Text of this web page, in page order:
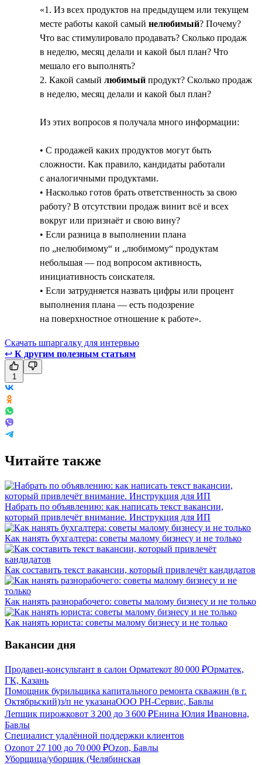
«1. Из всех продуктов на предыдущем или текущем
месте работы какой самый нелюбимый? Почему?
Что вас стимулировало продавать? Сколько продаж
в неделю, месяц делали и какой был план? Что
мешало его выполнять?
2. Какой самый любимый продукт? Сколько продаж
в неделю, месяц делали и какой был план?
Из этих вопросов я получала много информации:
• С продажей каких продуктов могут быть
сложности. Как правило, кандидаты работали
с аналогичными продуктами.
• Насколько готов брать ответственность за свою
работу? В отсутствии продаж винит всё и всех
вокруг или признаёт и свою вину?
• Если разница в выполнении плана
по „нелюбимому“ и „любимому“ продуктам
небольшая — под вопросом активность,
инициативность соискателя.
• Если затрудняется назвать цифры или процент
выполнения плана — есть подозрение
на поверхностное отношение к работе».
Скачать шпаргалку для интервью
↩ К другим полезным статьям
1
Читайте также
Набрать по объявлению: как написать текст вакансии,
который привлечёт внимание. Инструкция для ИП
Как нанять бухгалтера: советы малому бизнесу и не только
Как составить текст вакансии, который привлечёт кандидатов
Как нанять разнорабочего: советы малому бизнесу и не только
Как нанять юриста: советы малому бизнесу и не только
Вакансии дня
Продавец-консультант в салон Орматекот 80 000 ₽Орматек,
ГК, Казань
Помощник бурильщика капитального ремонта скважин (в г.
Октябрьский)з/п не указанаООО РН-Сервис, Бавлы
Лепщик пирожковот 3 200 до 3 600 ₽Енина Юлия Ивановна,
Бавлы
Специалист удалённой поддержки клиентов
Ozonот 27 100 до 70 000 ₽Ozon, Бавлы
Уборщица/уборщик (Челябинская